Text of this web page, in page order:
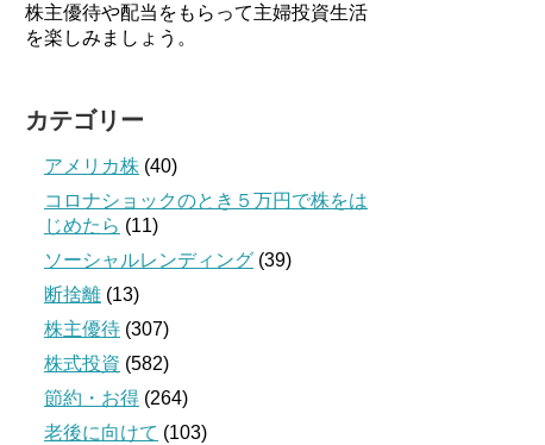
株主優待や配当をもらって主婦投資生活
を楽しみましょう。
カテゴリー
アメリカ株 (40)
コロナショックのとき５万円で株をは
じめたら (11)
ソーシャルレンディング (39)
断捨離 (13)
株主優待 (307)
株式投資 (582)
節約・お得 (264)
老後に向けて (103)